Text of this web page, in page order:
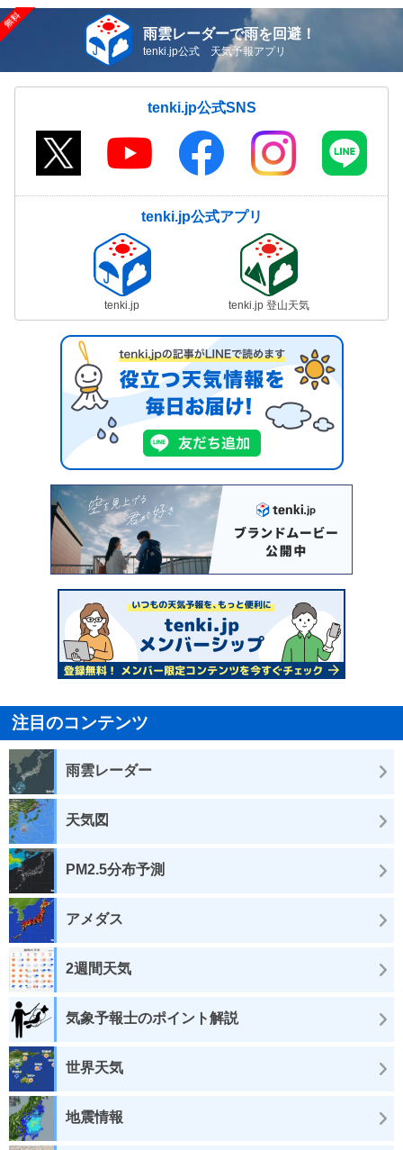
雨雲レーダーで雨を回避！
tenki.jp公式 天気予報アプリ
tenki.jp公式SNS
tenki.jp公式アプリ
tenki.jp tenki.jp 登山天気
注目のコンテンツ
雨雲レーダー
天気図
PM2.5分布予測
アメダス
2週間天気
気象予報士のポイント解説
世界天気
地震情報